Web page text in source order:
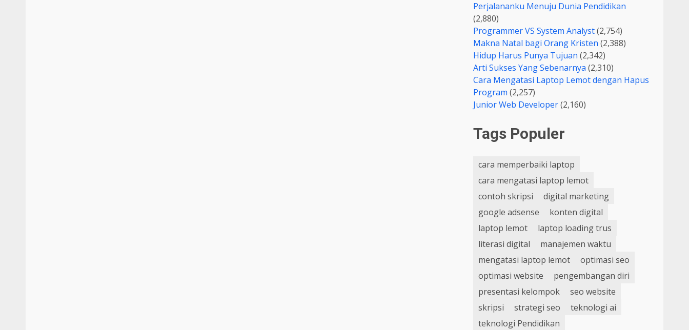
Perjalananku Menuju Dunia Pendidikan
(2,880)
Programmer VS System Analyst(2,754)
Makna Natal bagi Orang Kristen (2,388)
Hidup Harus Punya Tujuan (2,342)
Arti Sukses Yang Sebenarnya (2,310)
Cara Mengatasi Laptop Lemot dengan Hapus
Program (2,257)
Junior Web Developer(2,160)
Tags Populer
cara memperbaiki laptop
cara mengatasi laptop lemot
contoh skripsi
digital marketing
google adsense
konten digital
laptop lemot
laptop loading trus
literasi digital
manajemen waktu
mengatasi laptop lemot
optimasi seo
optimasi website
pengembangan diri
presentasi kelompok
seo website
skripsi
strategi seo
teknologi ai
teknologi Pendidikan